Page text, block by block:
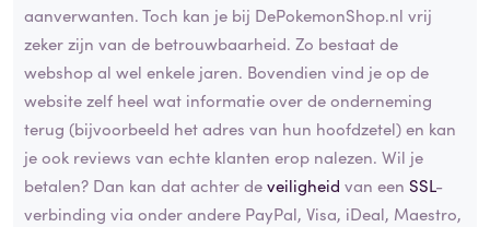
aanverwanten. Toch kan je bij DePokemonShop.nl vrij
zeker zijn van de betrouwbaarheid. Zo bestaat de
webshop al wel enkele jaren. Bovendien vind je op de
website zelf heel wat informatie over de onderneming
terug (bijvoorbeeld het adres van hun hoofdzetel) en kan
je ook reviews van echte klanten erop nalezen. Wil je
betalen? Dan kan dat achter deveiligheid van een SSL-
verbinding via onder andere PayPal, Visa, iDeal, Maestro,